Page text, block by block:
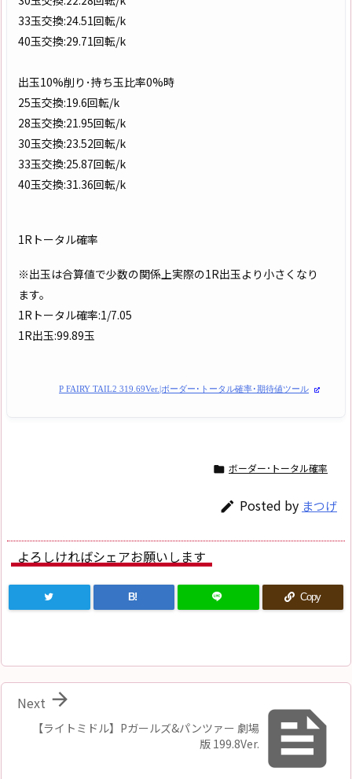
33玉交換:24.51回転/k
40玉交換:29.71回転/k
出玉10%削り･持ち玉比率0%時
25玉交換:19.6回転/k
28玉交換:21.95回転/k
30玉交換:23.52回転/k
33玉交換:25.87回転/k
40玉交換:31.36回転/k
1Rトータル確率
※出玉は合算値で少数の関係上実際の1R出玉より小さくなり
ます。
1Rトータル確率:1/7.05
1R出玉:99.89玉
P FAIRY TAIL2 319.69Ver.|ボーダー･トータル確率･期待値ツール
 ボーダー･トータル確率
 Posted by まつげ
よろしければシェアお願いします
B! Copy

【ライトミドル】Pガールズ&パンツァー 劇場
版 199.8Ver.

Next